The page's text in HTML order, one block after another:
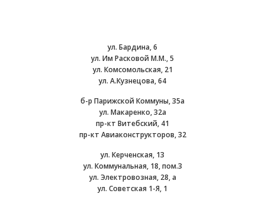
ул. Бардина, 6
ул. Им Расковой М.М., 5
ул. Комсомольская, 21
ул. А.Кузнецова, 64
б-р Парижской Коммуны, 35а
ул. Макаренко, 32а
пр-кт Витебский, 41
пр-кт Авиаконструкторов, 32
ул. Керченская, 13
ул. Коммунальная, 18, пом.3
ул. Электровозная, 28, а
ул. Советская 1-Я, 1